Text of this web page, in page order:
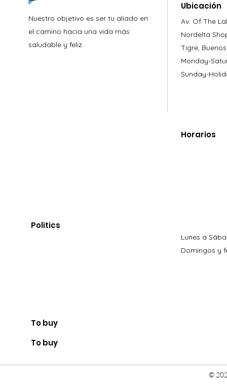
Nuestro objetivo es ser tu aliado en
el camino hacia una vida más
saludable y feliz.
Politics
To buy
To buy
Ubicación
Av. Of The
Nordelta
Tigre,
Monday-
Sunday-
Horarios
Lunes a
Domingos y
©